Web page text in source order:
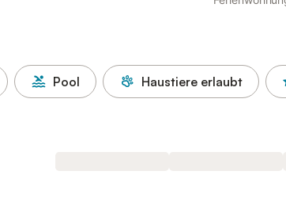
Pool Haustiere erlaubt